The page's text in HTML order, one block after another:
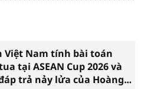
Việt Nam tính bài toán
tại ASEAN Cup 2026 và
trả nảy lửa của Hoàng